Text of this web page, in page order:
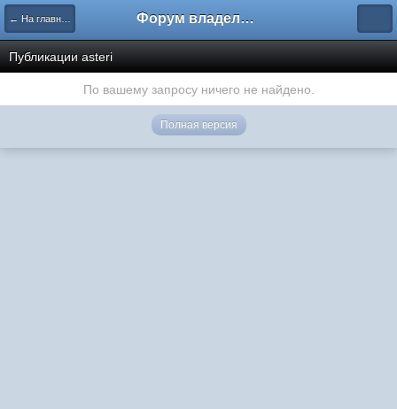
← На главную Форум владельцев интернет-магазинов
Публикации asteri
По вашему запросу ничего не найдено.
Полная версия